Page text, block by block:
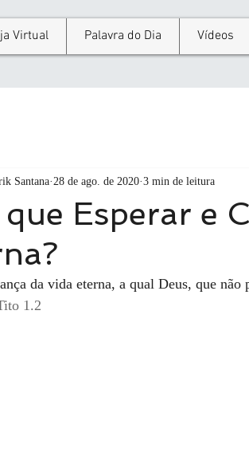
Virtual Palavra do Dia Vídeos
Esperar e
Santana 28 de ago. de 2020 3 min de leitura
da vida eterna, a qual Deus, que
1.2